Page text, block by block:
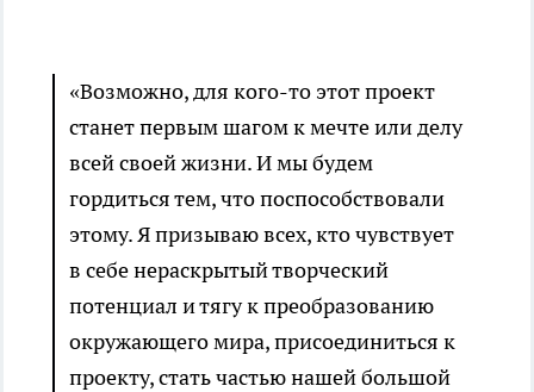
«Возможно, для кого-то этот проект
станет первым шагом к мечте или делу
всей своей жизни. И мы будем
гордиться тем, что поспособствовали
этому. Я призываю всех, кто чувствует
в себе нераскрытый творческий
потенциал и тягу к преобразованию
окружающего мира, присоединиться к
проекту, стать частью нашей большой